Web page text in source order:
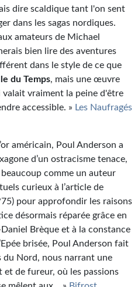
dire scaldique tant l'on sent
dans les sagas nordiques.
amateurs de Michael
bien lire des aventures
dans le style de ce que
du Temps, mais une œuvre
vraiment la peine d'être
accessible. » Les Naufragés
américain, Poul Anderson a
d’un ostracisme tenace,
comme un auteur
curieux à l’article de
pour approfondir les raisons
désormais réparée grâce en
Brèque et à la constance
brisée, Poul Anderson fait
du Nord, nous narrant une
et de fureur, où les passions